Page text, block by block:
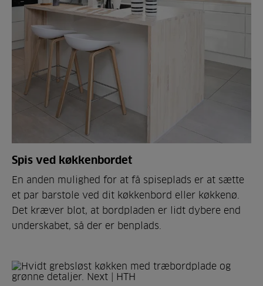
Spis ved køkkenbordet
En anden mulighed for at få spiseplads er at sætte
et par barstole ved dit køkkenbord eller køkkenø.
Det kræver blot, at bordpladen er lidt dybere end
underskabet, så der er benplads.